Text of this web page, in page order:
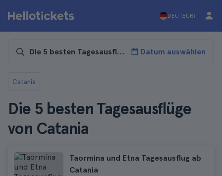
DEU (EUR)
Datum auswählen
Catania
Die 5 besten Tagesausflüge
von Catania
Taormina und Etna Tagesausflug ab
Catania